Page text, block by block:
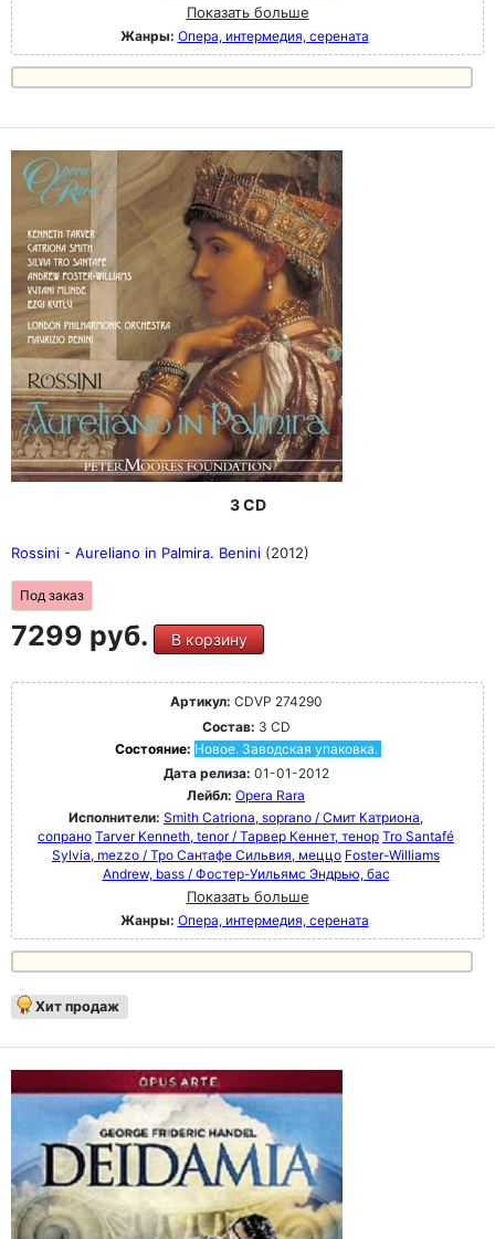
Показать больше
Жанры: Опера, интермедия, серената
3 CD
Rossini - Aureliano in Palmira. Benini (2012)
Под заказ
7299 руб. В корзину
Артикул: CDVP 274290
Состав: 3 CD
Состояние: Новое. Заводская упаковка.
Дата релиза: 01-01-2012
Лейбл: Opera Rara
Исполнители: Smith Catriona, soprano / Смит Катриона,
сопрано Tarver Kenneth, tenor / Тарвер Кеннет, тенор Tro Santafé
Sylvia, mezzo / Тро Сантафе Сильвия, меццо Foster-Williams
Andrew, bass / Фостер-Уильямс Эндрью, бас
Показать больше
Жанры: Опера, интермедия, серената
Хит продаж